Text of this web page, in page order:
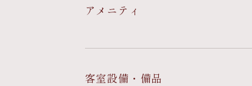
アメニティ
客室設備・備品